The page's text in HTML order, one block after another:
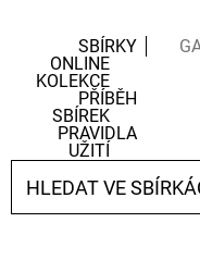
SBÍRKY
ONLINE
KOLEKCE
PŘÍBĚH
SBÍREK
PRAVIDLA
UŽITÍ